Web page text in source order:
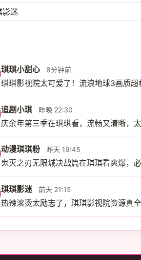
琪琪小甜心 8分钟前
琪琪影视院太可爱了！流浪地球3画质超
追剧小琪 昨晚 22:30
庆余年第三季在琪琪看，流畅又清晰，太
动漫琪琪粉 昨天 19:45
鬼灭之刃无限城决战篇在琪琪看爽爆，必
琪琪影迷 前天 21:15
热辣滚烫太励志了，琪琪影视院资源真全